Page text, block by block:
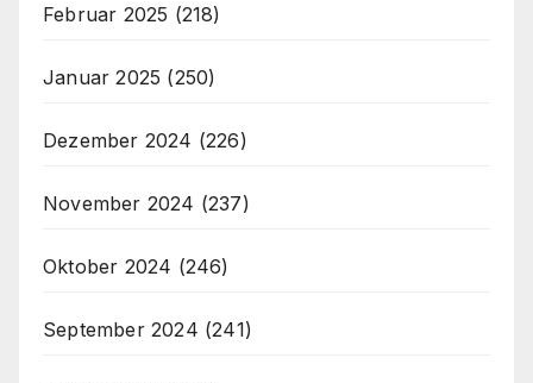
Februar 2025 (218)
Januar 2025 (250)
Dezember 2024 (226)
November 2024 (237)
Oktober 2024 (246)
September 2024 (241)